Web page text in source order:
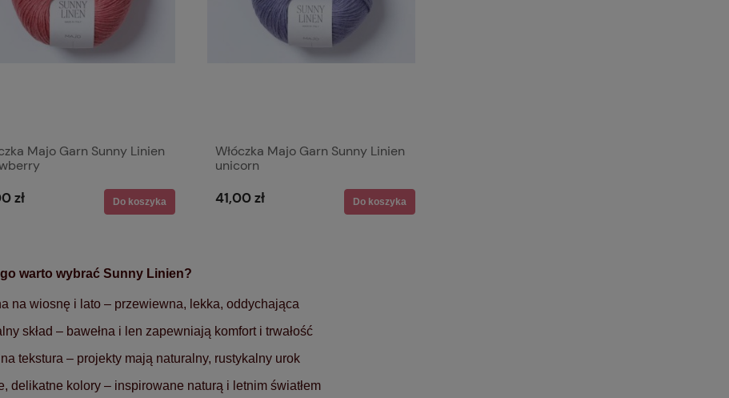
Majo Garn Sunny Linien
zł Do koszyka
Włóczka Majo Garn Sunny Linien
unicorn
41,00 zł Do koszyka
warto wybrać Sunny Linien?
na wiosnę i lato – przewiewna, lekka, oddychająca
skład – bawełna i len zapewniają komfort i trwałość
tekstura – projekty mają naturalny, rustykalny urok
delikatne kolory – inspirowane naturą i letnim światłem